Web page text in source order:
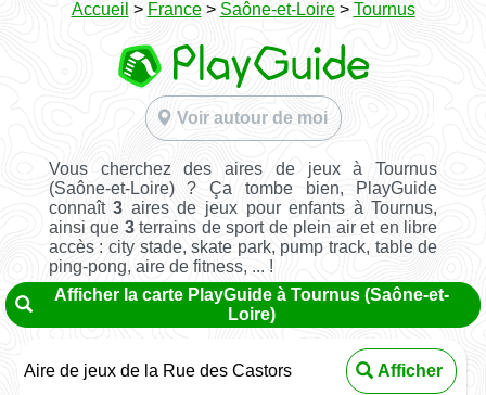
Accueil > France> Saône-et-Loire> Tournus
Voir autour de moi
Vous cherchez des aires de jeux à Tournus
(Saône-et-Loire) ? Ça tombe bien, PlayGuide
connaît3 aires de jeux pour enfants à Tournus,
ainsi que 3terrains de sport de plein air et en libre
accès : city stade, skate park, pump track, table de
ping-pong, aire de fitness, ... !
Afficher la carte PlayGuide à Tournus (Saône-et-
Loire)
Aire de jeux de la Rue des Castors Afficher